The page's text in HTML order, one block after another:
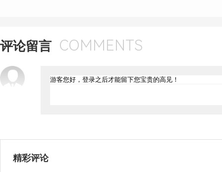
评论留言 COMMENTS
精彩评论